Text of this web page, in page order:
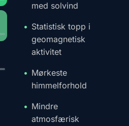
med solvind
Statistisk topp i
geomagnetisk
aktivitet
Mørkeste
himmelforhold
Mindre
atmosfærisk